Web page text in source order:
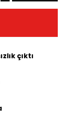
çıktı